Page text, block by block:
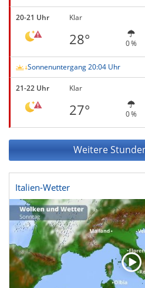
20-21 Uhr Klar
28° 0 %
Sonnenuntergang 20:04 Uhr
21-22 Uhr Klar
27° 0 %
Weitere
Italien-Wetter